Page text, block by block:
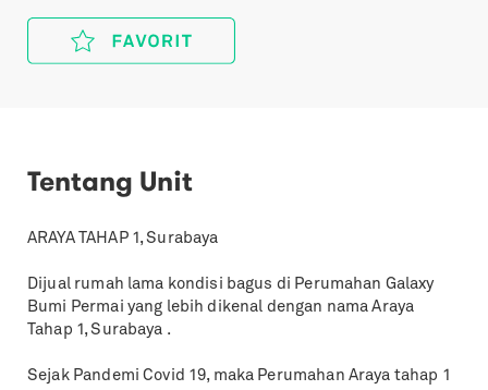
Tentang Unit
ARAYA TAHAP 1, Surabaya
Dijual rumah lama kondisi bagus di Perumahan Galaxy
Bumi Permai yang lebih dikenal dengan nama Araya
Tahap 1, Surabaya .
Sejak Pandemi Covid 19, maka Perumahan Araya tahap 1